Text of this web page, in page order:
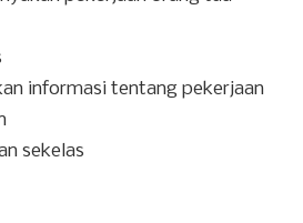
ibu) 5
informasi tentang pekerjaan
sekelas